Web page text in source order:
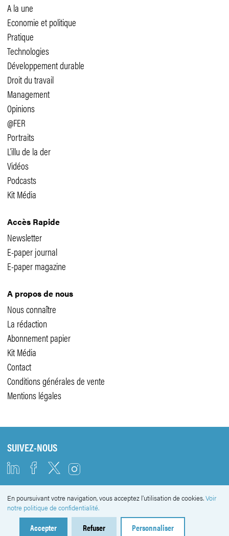
A la une
Economie et politique
Pratique
Technologies
Développement durable
Droit du travail
Management
Opinions
@FER
Portraits
L'illu de la der
Vidéos
Podcasts
Kit Média
Accès Rapide
Newsletter
E-paper journal
E-paper magazine
A propos de nous
Nous connaître
La rédaction
Abonnement papier
Kit Média
Contact
Conditions générales de vente
Mentions légales
SUIVEZ-NOUS
NEWSLETTER
En poursuivant votre navigation, vous acceptez l'utilisation de cookies.Voir
notre politique de confidentialité.
Accepter Refuser Personnaliser